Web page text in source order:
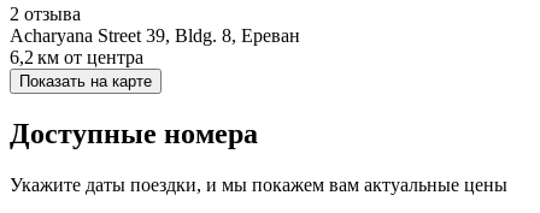
2 отзыва
Acharyana Street 39, Bldg. 8, Ереван
6,2 км от центра
Показать на карте
Доступные номера
Укажите даты поездки, и мы покажем вам актуальные цены